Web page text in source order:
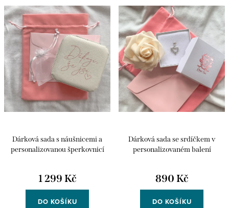
s
p
r
o
d
u
k
ů
n
í
p
r
o
d
u
Nejprodávanější
Abecedně
Dárková sada s náušnicemi a
personalizovanou šperkovnicí
1 299 Kč
DO KOŠÍKU
Dárková sada se srdíčkem v
personalizovaném balení
890 Kč
DO KOŠÍKU